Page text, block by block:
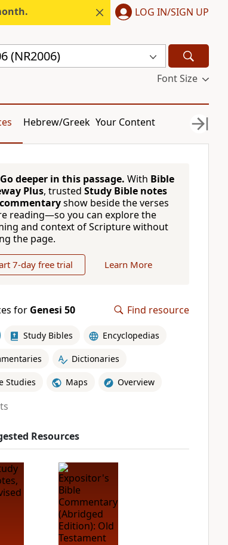
LOG IN/SIGN UP
(NR2006)
Font Size
Hebrew/Greek Your Content
Go deeper in this passage. With Bible
Plus, trusted Study Bible notes
show beside the verses
reading—so you can explore the
and context of Scripture without
the page.
7-day free trial Learn More
for Genesi 50 Find resource
Study Bibles Encyclopedias
Dictionaries
Studies Maps Overview
Resources